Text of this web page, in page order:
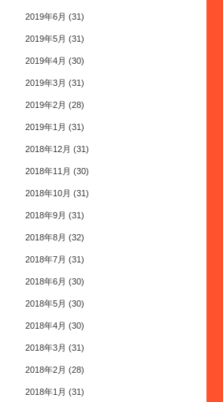
2019年6月 (31)
2019年5月 (31)
2019年4月 (30)
2019年3月 (31)
2019年2月 (28)
2019年1月 (31)
2018年12月 (31)
2018年11月 (30)
2018年10月 (31)
2018年9月 (31)
2018年8月 (32)
2018年7月 (31)
2018年6月 (30)
2018年5月 (30)
2018年4月 (30)
2018年3月 (31)
2018年2月 (28)
2018年1月 (31)